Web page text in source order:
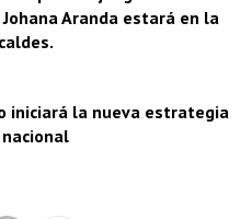
Aranda estará en la
iniciará la nueva estrategia